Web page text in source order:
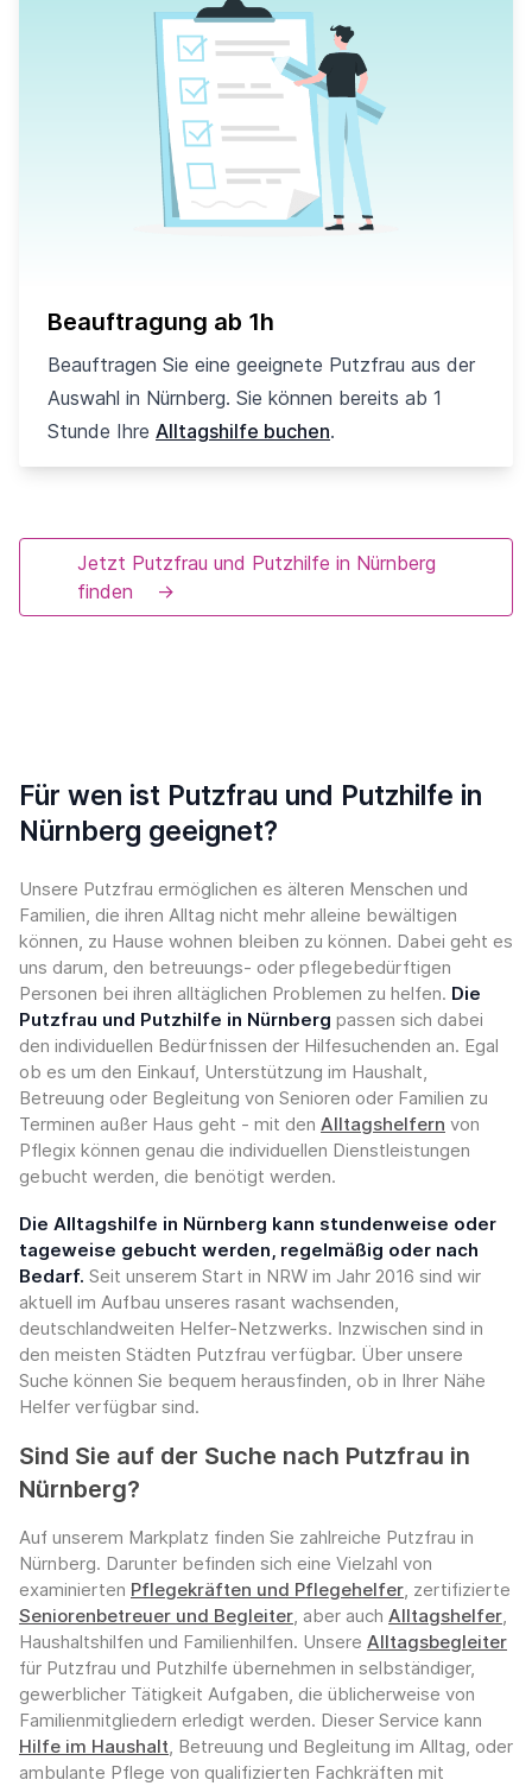
Beauftragung ab 1h
Beauftragen Sie eine geeignete Putzfrau aus der
Auswahl in Nürnberg. Sie können bereits ab 1
Stunde Ihre Alltagshilfe buchen.
Jetzt Putzfrau und Putzhilfe in Nürnberg
finden
→
Für wen ist Putzfrau und Putzhilfe in
Nürnberg geeignet?
Unsere Putzfrau ermöglichen es älteren Menschen und
Familien, die ihren Alltag nicht mehr alleine bewältigen
können, zu Hause wohnen bleiben zu können. Dabei geht es
uns darum, den betreuungs- oder pflegebedürftigen
Personen bei ihren alltäglichen Problemen zu helfen. Die
Putzfrau und Putzhilfe in Nürnberg passen sich dabei
den individuellen Bedürfnissen der Hilfesuchenden an. Egal
ob es um den Einkauf, Unterstützung im Haushalt,
Betreuung oder Begleitung von Senioren oder Familien zu
Terminen außer Haus geht - mit den Alltagshelfern von
Pflegix können genau die individuellen Dienstleistungen
gebucht werden, die benötigt werden.
Die Alltagshilfe in Nürnberg kann stundenweise oder
tageweise gebucht werden, regelmäßig oder nach
Bedarf. Seit unserem Start in NRW im Jahr 2016 sind wir
aktuell im Aufbau unseres rasant wachsenden,
deutschlandweiten Helfer-Netzwerks. Inzwischen sind in
den meisten Städten Putzfrau verfügbar. Über unsere
Suche können Sie bequem herausfinden, ob in Ihrer Nähe
Helfer verfügbar sind.
Sind Sie auf der Suche nach Putzfrau in
Nürnberg?
Auf unserem Markplatz finden Sie zahlreiche Putzfrau in
Nürnberg. Darunter befinden sich eine Vielzahl von
examinierten Pflegekräften und Pflegehelfer, zertifizierte
Seniorenbetreuer und Begleiter, aber auch Alltagshelfer,
Haushaltshilfen und Familienhilfen. Unsere Alltagsbegleiter
für Putzfrau und Putzhilfe übernehmen in selbständiger,
gewerblicher Tätigkeit Aufgaben, die üblicherweise von
Familienmitgliedern erledigt werden. Dieser Service kann
Hilfe im Haushalt, Betreuung und Begleitung im Alltag, oder
ambulante Pflege von qualifizierten Fachkräften mit